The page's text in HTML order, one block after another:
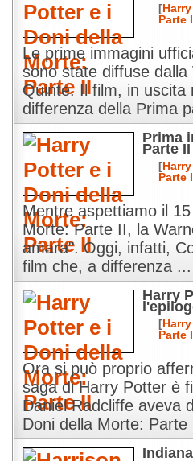
[
Parte
Le prime immagini
sono state diffuse
Quinte. Il film, in uscita
differenza della Prima
Prima
Parte II
[
Parte
Mentre aspettiamo il
Morte: Parte II, la
amara". Oggi, infatti,
film che, a differenza ...
Harry
[
Parte
Ora si può proprio
saga di Harry Potter è
Daniel Radcliffe aveva
Doni della Morte: Parte